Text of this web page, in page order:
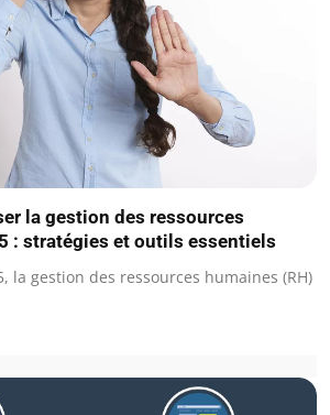
la gestion des ressources
: stratégies et outils essentiels
la gestion des ressources humaines (RH)